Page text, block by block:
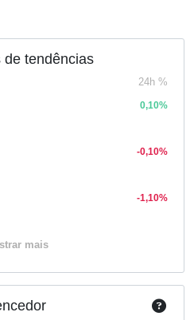
de tendências
24h %
0,10%
-0,10%
-1,10%
mais